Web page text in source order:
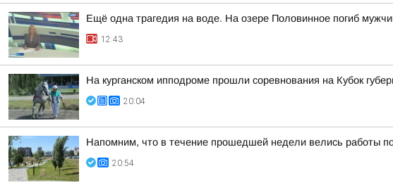
Ещё одна трагедия на воде. На озере Половинное погиб
12:43
На курганском ипподроме прошли соревнования на Кубок
20:04
Напомним, что в течение прошедшей недели велись работы по
20:54